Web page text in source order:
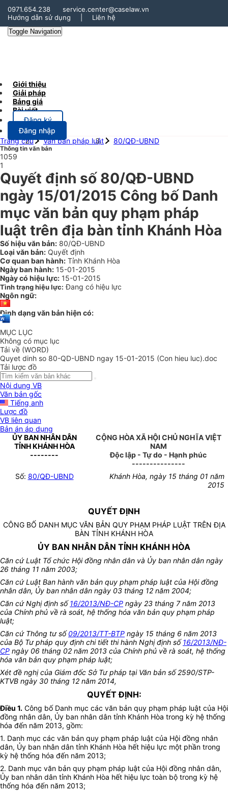
0971.654.238
service.center@caselaw.vn
Hướng dẫn sử dụng
Liên hệ
Toggle Navigation
Giới thiệu
Giải pháp
Bảng giá
Bài viết
Đăng ký
Đăng nhập
Trang chủ
Văn bản pháp luật 80/QĐ-UBND
Thông tin văn bản
1059
1
Quyết định số 80/QĐ-UBND
ngày 15/01/2015 Công bố Danh
mục văn bản quy phạm pháp
luật trên địa bàn tỉnh Khánh Hòa
Số hiệu văn bản: 80/QĐ-UBND
Loại văn bản: Quyết định
Cơ quan ban hành: Tỉnh Khánh Hòa
Ngày ban hành: 15-01-2015
Ngày có hiệu lực: 15-01-2015
Tình trạng hiệu lực: Đang có hiệu lực
Ngôn ngữ:
Định dạng văn bản hiện có:
MỤC LỤC
Không có mục lục
Tải về (WORD)
Quyet dinh so 80-QD-UBND ngay 15-01-2015 (Con hieu luc).doc
Tải lược đồ
Nội dung VB
Văn bản gốc
Tiếng anh
Lược đồ
VB liên quan
Bản án áp dụng
ỦY BAN NHÂN DÂN
TỈNH KHÁNH HÒA
--------
CỘNG HÒA XÃ HỘI CHỦ NGHĨA VIỆT
NAM
Độc lập - Tự do - Hạnh phúc
---------------
Số: 80/QĐ-UBND
Khánh Hòa, ngày 15 tháng 01 năm
2015
QUYẾT ĐỊNH
CÔNG BỐ DANH MỤC VĂN BẢN QUY PHẠM PHÁP LUẬT TRÊN ĐỊA
BÀN TỈNH KHÁNH HÒA
ỦY BAN NHÂN DÂN TỈNH KHÁNH HÒA
Căn cứ Luật Tổ chức Hội đồng nhân dân và Ủy ban nhân dân ngày
26 tháng 11 năm 2003;
Căn cứ Luật Ban hành văn bản quy phạm pháp luật của Hội đồng
nhân dân, Ủy ban nhân dân ngày 03 tháng 12 năm 2004;
Căn cứ Nghị định số16/2013/NĐ-CP ngày 23 tháng 7 năm 2013
của Chính phủ về rà soát, hệ thống hóa văn bản quy phạm pháp
luật;
Căn cứ Thông tư số09/2013/TT-BTP ngày 15 tháng 6 năm 2013
của Bộ Tư pháp quy định chi tiết thi hành Nghị định số16/2013/NĐ-
CP ngày 06 tháng 02 năm 2013 của Chính phủ về rà soát, hệ thống
hóa văn bản quy phạm pháp luật;
Xét đề nghị của Giám đốc Sở Tư pháp tại Văn bản số 2590/STP-
KTVB ngày 30 tháng 12 năm 2014,
QUYẾT ĐỊNH:
Điều 1. Công bố Danh mục các văn bản quy phạm pháp luật của Hội
đồng nhân dân, Ủy ban nhân dân tỉnh Khánh Hòa trong kỳ hệ thống
hóa đến năm 2013, gồm:
1. Danh mục các văn bản quy phạm pháp luật của Hội đồng nhân
dân, Ủy ban nhân dân tỉnh Khánh Hòa hết hiệu lực một phần trong
kỳ hệ thống hóa đến năm 2013;
2. Danh mục văn bản quy phạm pháp luật của Hội đồng nhân dân,
Ủy ban nhân dân tỉnh Khánh Hòa hết hiệu lực toàn bộ trong kỳ hệ
thống hóa đến năm 2013;